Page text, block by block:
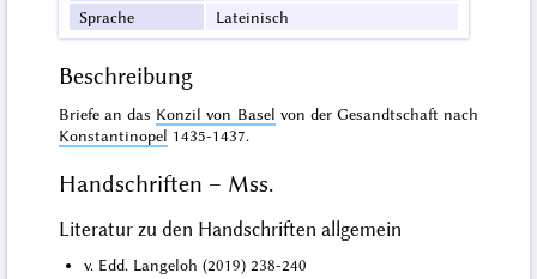
Sprache
Lateinisch
Beschreibung
Briefe an das Konzil von Basel von der Gesandtschaft nach
Konstantinopel 1435-1437.
Handschriften – Mss.
Literatur zu den Handschriften allgemein
v. Edd. Langeloh (2019) 238-240